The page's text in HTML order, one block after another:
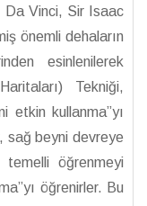
Da Vinci, Sir Isaac
önemli dehaların
esinlenilerek
Tekniği,
etkin kullanma”yı
sağ beyni devreye
öğrenmeyi
öğrenirler. Bu